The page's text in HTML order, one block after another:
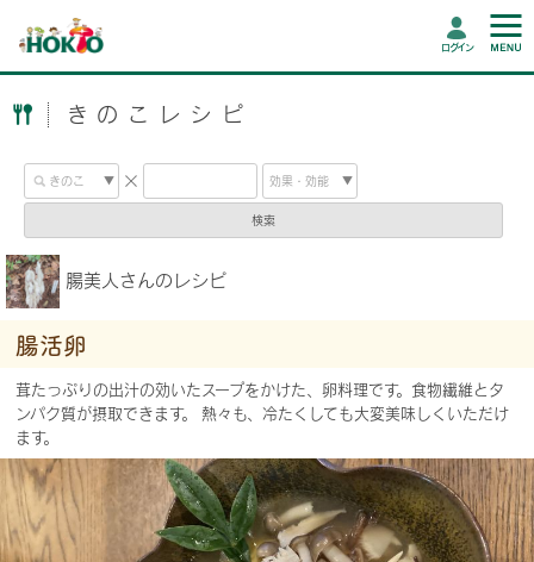
ログイン
きのこレシピ
検索
腸美人さんのレシピ
腸活卵
茸たっぷりの出汁の効いたスープをかけた、卵料理です。食物繊維とタ
ンパク質が摂取できます。 熱々も、冷たくしても大変美味しくいただけ
ます。